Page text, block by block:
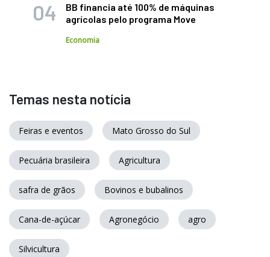
BB financia até 100% de máquinas
agrícolas pelo programa Move
Economia
Temas nesta notícia
Feiras e eventos Mato Grosso do Sul
Pecuária brasileira Agricultura
safra de grãos Bovinos e bubalinos
Cana-de-açúcar Agronegócio agro
Silvicultura